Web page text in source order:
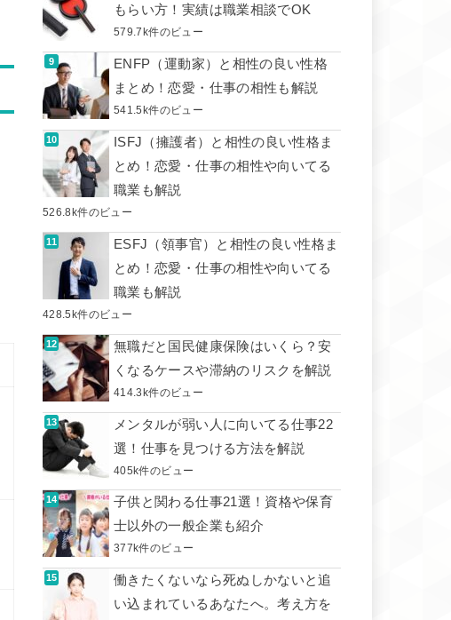
もらい方！実績は職業相談でOK
579.7k件のビュー
ENFP（運動家）と相性の良い性格
まとめ！恋愛・仕事の相性も解説
541.5k件のビュー
ISFJ（擁護者）と相性の良い性格ま
とめ！恋愛・仕事の相性や向いてる
職業も解説
526.8k件のビュー
ESFJ（領事官）と相性の良い性格ま
とめ！恋愛・仕事の相性や向いてる
職業も解説
428.5k件のビュー
無職だと国民健康保険はいくら？安
くなるケースや滞納のリスクを解説
414.3k件のビュー
メンタルが弱い人に向いてる仕事22
選！仕事を見つける方法を解説
405k件のビュー
子供と関わる仕事21選！資格や保育
士以外の一般企業も紹介
377k件のビュー
働きたくないなら死ぬしかないと追
い込まれているあなたへ。考え方を